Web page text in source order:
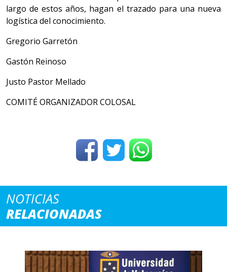
largo de estos años, hagan el trazado para una nueva
logística del conocimiento.
Gregorio Garretón
Gastón Reinoso
Justo Pastor Mellado
COMITÉ ORGANIZADOR COLOSAL
NOTICIAS
RELACIONADAS